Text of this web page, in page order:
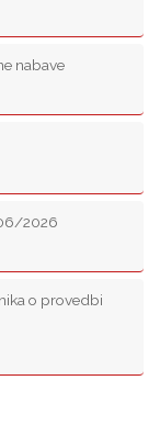
nabave
2026
o provedbi